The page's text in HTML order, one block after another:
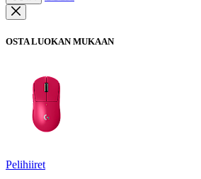
OSTA LUOKAN MUKAAN
Pelihiiret